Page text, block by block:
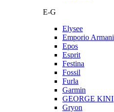
E-G
Elysee
Emporio Armani
Epos
Esprit
Festina
Fossil
Furla
Garmin
GEORGE KINI
Gryon